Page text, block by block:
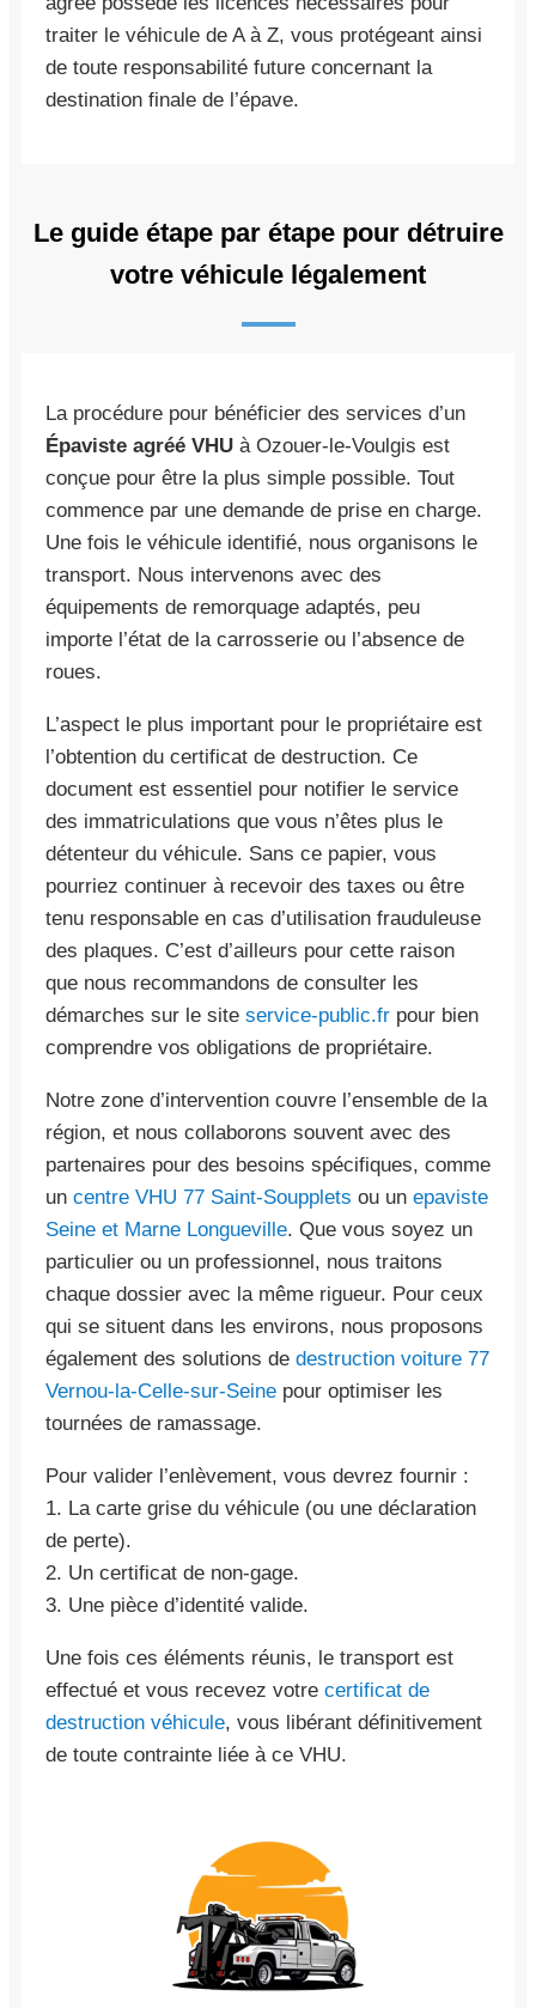
traiter le véhicule de A à Z, vous protégeant ainsi
de toute responsabilité future concernant la
destination finale de l’épave.
Le guide étape par étape pour détruire
votre véhicule légalement
La procédure pour bénéficier des services d’un
Épaviste agréé VHU à Ozouer-le-Voulgis est
conçue pour être la plus simple possible. Tout
commence par une demande de prise en charge.
Une fois le véhicule identifié, nous organisons le
transport. Nous intervenons avec des
équipements de remorquage adaptés, peu
importe l’état de la carrosserie ou l’absence de
roues.
L’aspect le plus important pour le propriétaire est
l’obtention du certificat de destruction. Ce
document est essentiel pour notifier le service
des immatriculations que vous n’êtes plus le
détenteur du véhicule. Sans ce papier, vous
pourriez continuer à recevoir des taxes ou être
tenu responsable en cas d’utilisation frauduleuse
des plaques. C’est d’ailleurs pour cette raison
que nous recommandons de consulter les
démarches sur le site service-public.fr pour bien
comprendre vos obligations de propriétaire.
Notre zone d’intervention couvre l’ensemble de la
région, et nous collaborons souvent avec des
partenaires pour des besoins spécifiques, comme
un centre VHU 77 Saint-Soupplets ou un epaviste
Seine et Marne Longueville. Que vous soyez un
particulier ou un professionnel, nous traitons
chaque dossier avec la même rigueur. Pour ceux
qui se situent dans les environs, nous proposons
également des solutions de destruction voiture 77
Vernou-la-Celle-sur-Seine pour optimiser les
tournées de ramassage.
Pour valider l’enlèvement, vous devrez fournir :
1. La carte grise du véhicule (ou une déclaration
de perte).
2. Un certificat de non-gage.
3. Une pièce d’identité valide.
Une fois ces éléments réunis, le transport est
effectué et vous recevez votre certificat de
destruction véhicule, vous libérant définitivement
de toute contrainte liée à ce VHU.